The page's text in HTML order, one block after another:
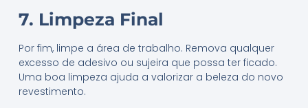
7. Limpeza Final
Por fim, limpe a área de trabalho. Remova qualquer
excesso de adesivo ou sujeira que possa ter ficado.
Uma boa limpeza ajuda a valorizar a beleza do novo
revestimento.